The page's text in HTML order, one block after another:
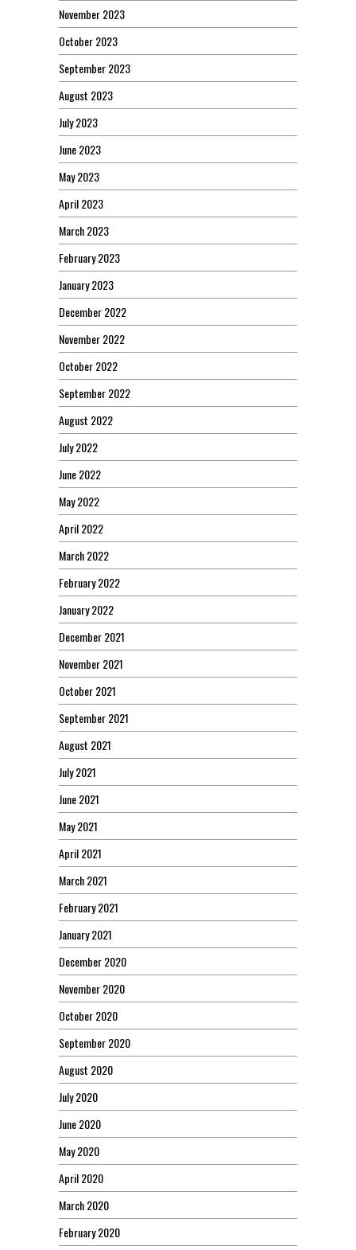
November 2023
October 2023
September 2023
August 2023
July 2023
June 2023
May 2023
April 2023
March 2023
February 2023
January 2023
December 2022
November 2022
October 2022
September 2022
August 2022
July 2022
June 2022
May 2022
April 2022
March 2022
February 2022
January 2022
December 2021
November 2021
October 2021
September 2021
August 2021
July 2021
June 2021
May 2021
April 2021
March 2021
February 2021
January 2021
December 2020
November 2020
October 2020
September 2020
August 2020
July 2020
June 2020
May 2020
April 2020
March 2020
February 2020